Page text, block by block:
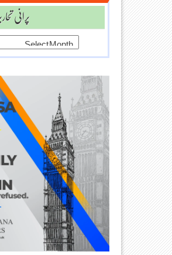
پرانی